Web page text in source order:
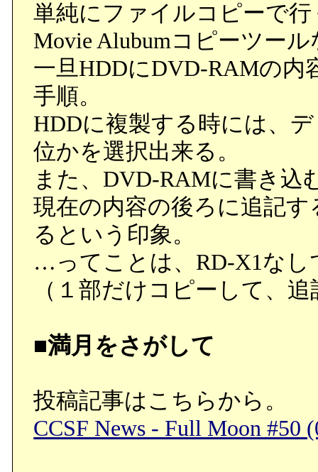
単純にファイルコピーで
Movie Alubumコピーツー
一旦HDDにDVD-RAMの内
手順。
HDDに複製する時には、
位かを選択出来る。
また、DVD-RAMに書き込
現在の内容の後ろに追記
るという印象。
…ってことは、RD-X1なし
（１部だけコピーして、
■満月をさがして
投稿記事はこちらから。
CCSF News - Full Moon #50